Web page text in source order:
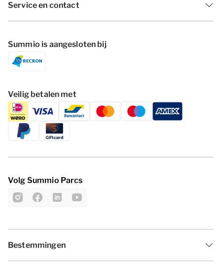
Service en contact
Summio is aangesloten bij
Veilig betalen met
Volg Summio Parcs
Bestemmingen